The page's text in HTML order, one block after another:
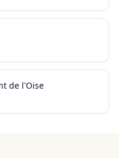
de l'Oise